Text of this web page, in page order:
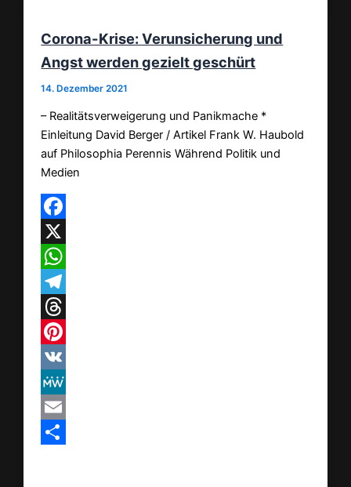
Corona-Krise: Verunsicherung und
Angst werden gezielt geschürt
14. Dezember 2021
– Realitätsverweigerung und Panikmache *
Einleitung David Berger / Artikel Frank W. Haubold
auf Philosophia Perennis Während Politik und
Medien
Facebook
X
WhatsApp
Telegram
Threads
Pinterest
VK
MeWe
Email